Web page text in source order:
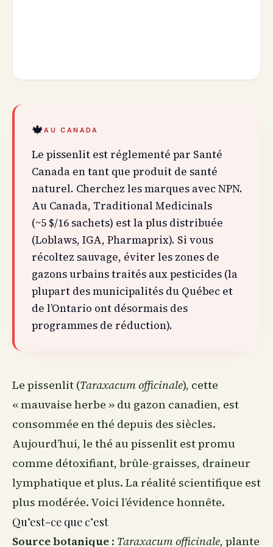
🍁AU CANADA
Le pissenlit est réglementé par Santé
Canada en tant que produit de santé
naturel. Cherchez les marques avec NPN.
Au Canada, Traditional Medicinals
(~5 $/16 sachets) est la plus distribuée
(Loblaws, IGA, Pharmaprix). Si vous
récoltez sauvage, éviter les zones de
gazons urbains traités aux pesticides (la
plupart des municipalités du Québec et
de l’Ontario ont désormais des
programmes de réduction).
Le pissenlit (Taraxacum officinale), cette
« mauvaise herbe » du gazon canadien, est
consommée en thé depuis des siècles.
Aujourd’hui, le thé au pissenlit est promu
comme détoxifiant, brûle-graisses, draineur
lymphatique et plus. La réalité scientifique est
plus modérée. Voici l’évidence honnête.
Qu’est-ce que c’est
Source botanique : Taraxacum officinale, plante